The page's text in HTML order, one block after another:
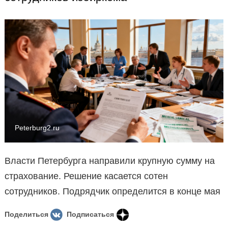
Peterburg2.ru
Власти Петербурга направили крупную сумму на
страхование. Решение касается сотен
сотрудников. Подрядчик определится в конце мая
Поделиться Подписаться